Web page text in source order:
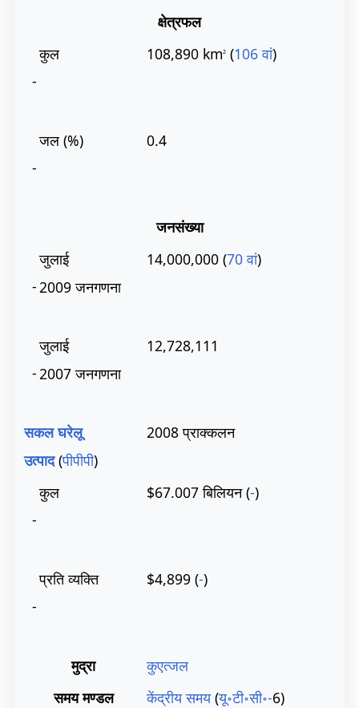
क्षेत्रफल
-
कुल 108,890 km2 (106 वां)
-
जल (%) 0.4
जनसंख्या
-
जुलाई
2009 जनगणना
14,000,000 (70 वां)
-
जुलाई
2007 जनगणना
12,728,111
सकल घरेलू
उत्पाद(पीपीपी)
2008 प्राक्कलन
-
कुल $67.007 बिलियन (-)
-
प्रति व्यक्ति $4,899 (-)
मुद्रा
कुएत्जल
समय मण्डल
केंद्रीय समय (यू॰टी॰सी॰-6)